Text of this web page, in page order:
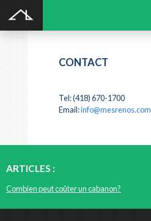
SOUMISSION GRATUITE
CONTACT
Tel: (418) 670-1700
Email:info@mesrenos.com
ARTICLES :
Combien peut coûter un cabanon?